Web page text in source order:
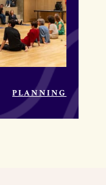
PLANNING